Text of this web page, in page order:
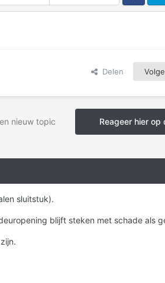
Delen
Reageer hier op
nieuw topic
sluitstuk).
blijft steken met schade als